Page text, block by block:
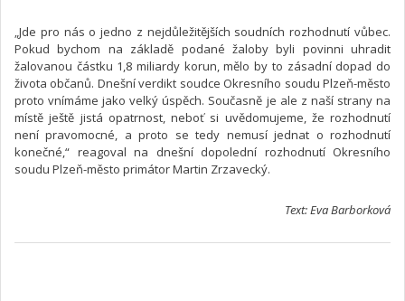
„Jde pro nás o jedno z nejdůležitějších soudních rozhodnutí vůbec.
Pokud bychom na základě podané žaloby byli povinni uhradit
žalovanou částku 1,8 miliardy korun, mělo by to zásadní dopad do
života občanů. Dnešní verdikt soudce Okresního soudu Plzeň-město
proto vnímáme jako velký úspěch. Současně je ale z naší strany na
místě ještě jistá opatrnost, neboť si uvědomujeme, že rozhodnutí
není pravomocné, a proto se tedy nemusí jednat o rozhodnutí
konečné,“ reagoval na dnešní dopolední rozhodnutí Okresního
soudu Plzeň-město primátor Martin Zrzavecký.
Text: Eva Barborková